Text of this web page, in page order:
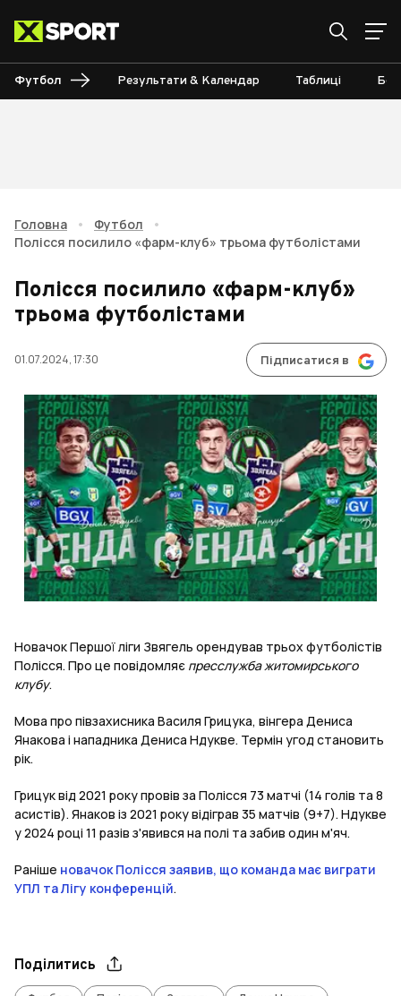
Футбол Результати & Календар Таблиці
Головна • Футбол
•
Полісся посилило «фарм-клуб» трьома футболістами
Полісся посилило «фарм-клуб»
трьома футболістами
01.07.2024, 17:30 Підписатися в
Новачок Першої ліги Звягель орендував трьох футболістів
Полісся. Про це повідомляє пресслужба житомирського
клубу.
Мова про півзахисника Василя Грицука, вінгера Дениса
Янакова і нападника Дениса Ндукве. Термін угод становить
рік.
Грицук від 2021 року провів за Полісся 73 матчі (14 голів та 8
асистів). Янаков із 2021 року відіграв 35 матчів (9+7). Ндукве
у 2024 році 11 разів з'явився на полі та забив один м'яч.
Раніше новачок Полісся заявив, що команда має виграти
УПЛ та Лігу конференцій.
Поділитись